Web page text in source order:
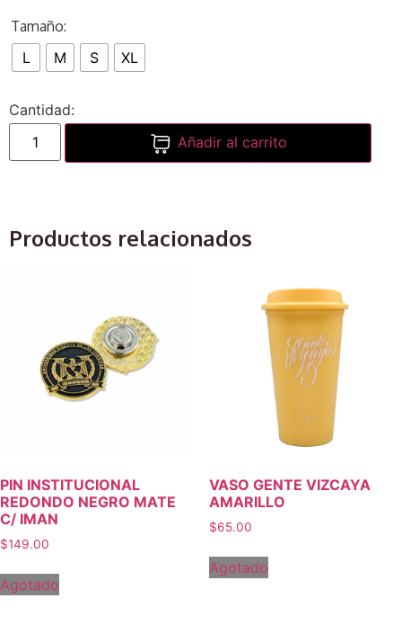
Tamaño:
L
M S XL
Añadir al carrito
Productos relacionados
PIN INSTITUCIONAL
REDONDO NEGRO MATE
C/ IMAN
$149.00
Agotado
VASO GENTE VIZCAYA
AMARILLO
$65.00
Agotado